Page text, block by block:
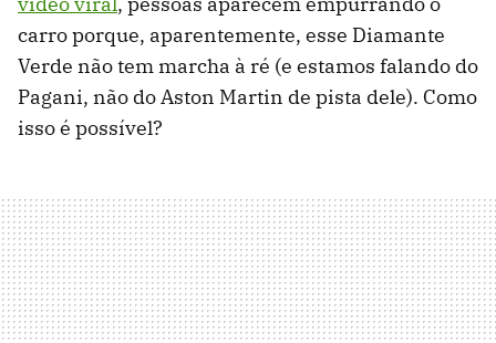
carro porque, aparentemente, esse Diamante
Verde não tem marcha à ré (e estamos falando do
Pagani, não do Aston Martin de pista dele). Como
isso é possível?